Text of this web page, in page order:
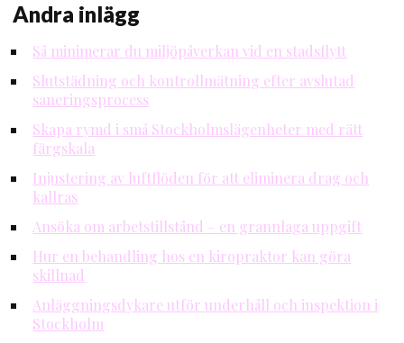
Andra inlägg
Så minimerar du miljöpåverkan vid en stadsflytt
Slutstädning och kontrollmätning efter avslutad
saneringsprocess
Skapa rymd i små Stockholmslägenheter med rätt
färgskala
Injustering av luftflöden för att eliminera drag och
kallras
Ansöka om arbetstillstånd – en grannlaga uppgift
Hur en behandling hos en kiropraktor kan göra
skillnad
Anläggningsdykare utför underhåll och inspektion i
Stockholm